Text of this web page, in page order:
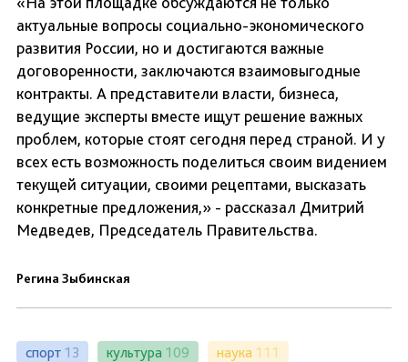
актуальные вопросы социально-экономического
развития России, но и достигаются важные
договоренности, заключаются взаимовыгодные
контракты. А представители власти, бизнеса,
ведущие эксперты вместе ищут решение важных
проблем, которые стоят сегодня перед страной. И у
всех есть возможность поделиться своим видением
текущей ситуации, своими рецептами, высказать
конкретные предложения,» - рассказал Дмитрий
Медведев, Председатель Правительства.
Регина Зыбинская
спорт 13 культура 109 наука 111